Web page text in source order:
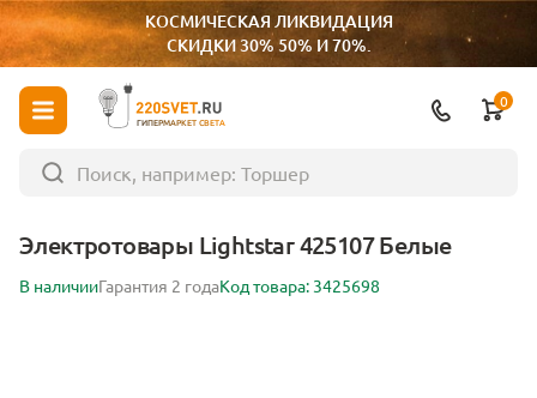
КОСМИЧЕСКАЯ ЛИКВИДАЦИЯ
СКИДКИ 30% 50% И 70%.
ГИПЕРМАРКЕТ СВЕТА
0
Электротовары Lightstar 425107 Белые
В наличииГарантия 2 годаКод товара: 3425698